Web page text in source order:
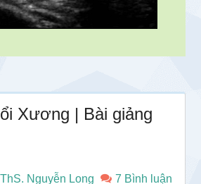
Xương | Bài giảng
ThS. Nguyễn Long
7 Bình luận